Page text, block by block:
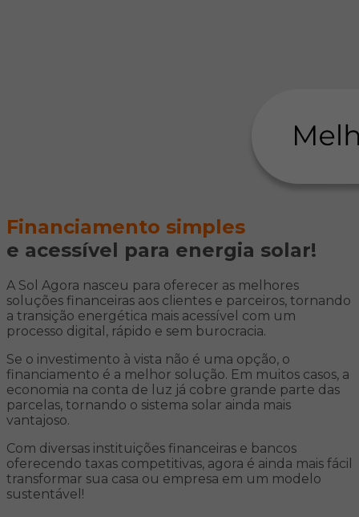
Financiamento simples
e acessível para energia solar!
A Sol Agora nasceu para oferecer as melhores
soluções financeiras aos clientes e parceiros, tornando
a transição energética mais acessível com um
processo digital, rápido e sem burocracia.
Se o investimento à vista não é uma opção, o
financiamento é a melhor solução. Em muitos casos, a
economia na conta de luz já cobre grande parte das
parcelas, tornando o sistema solar ainda mais
vantajoso.
Com diversas instituições financeiras e bancos
oferecendo taxas competitivas, agora é ainda mais fácil
transformar sua casa ou empresa em um modelo
sustentável!